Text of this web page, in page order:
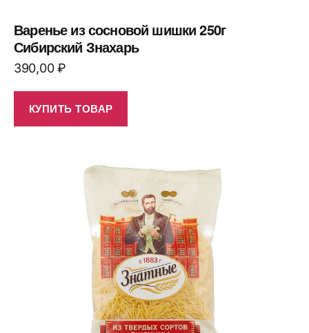
Варенье из сосновой шишки 250г
Сибирский Знахарь
390,00₽
КУПИТЬ ТОВАР